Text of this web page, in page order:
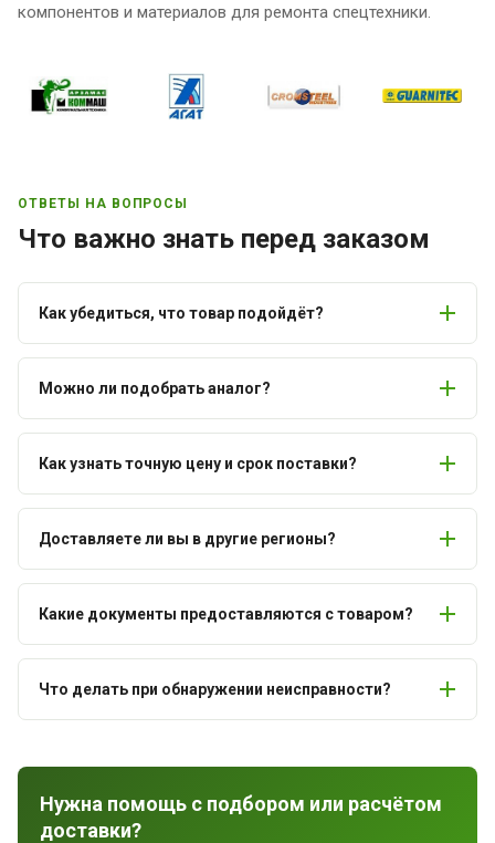
компонентов и материалов для ремонта спецтехники.
ОТВЕТЫ НА ВОПРОСЫ
Что важно знать перед заказом
Как убедиться, что товар подойдёт?
Можно ли подобрать аналог?
Как узнать точную цену и срок поставки?
Доставляете ли вы в другие регионы?
Какие документы предоставляются с товаром?
Что делать при обнаружении неисправности?
Нужна помощь с подбором или расчётом
доставки?